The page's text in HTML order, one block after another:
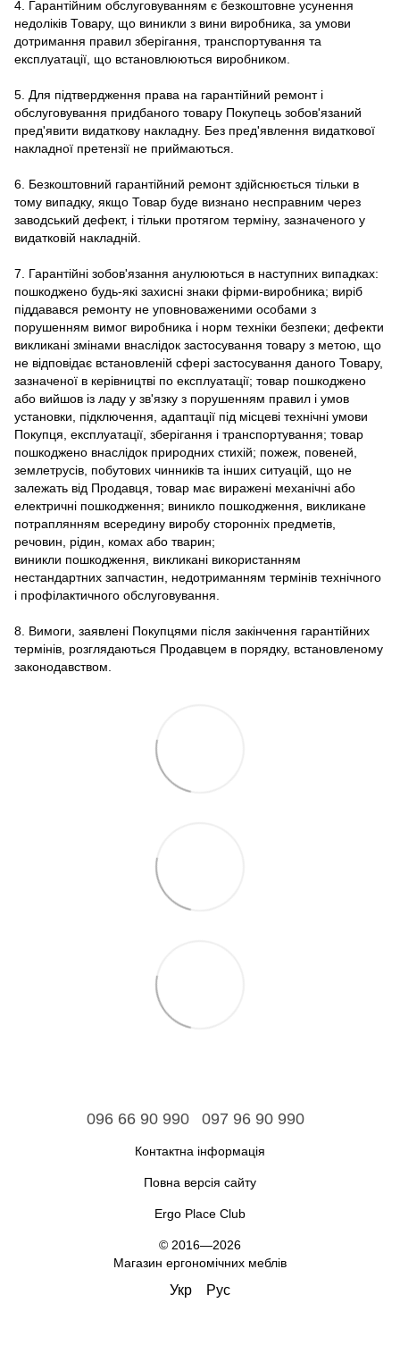
4. Гарантійним обслуговуванням є безкоштовне усунення
недоліків Товару, що виникли з вини виробника, за умови
дотримання правил зберігання, транспортування та
експлуатації, що встановлюються виробником.
5. Для підтвердження права на гарантійний ремонт і
обслуговування придбаного товару Покупець зобов'язаний
пред'явити видаткову накладну. Без пред'явлення видаткової
накладної претензії не приймаються.
6. Безкоштовний гарантійний ремонт здійснюється тільки в
тому випадку, якщо Товар буде визнано несправним через
заводський дефект, і тільки протягом терміну, зазначеного у
видатковій накладній.
7. Гарантійні зобов'язання анулюються в наступних випадках:
пошкоджено будь-які захисні знаки фірми-виробника; виріб
піддавався ремонту не уповноваженими особами з
порушенням вимог виробника і норм техніки безпеки; дефекти
викликані змінами внаслідок застосування товару з метою, що
не відповідає встановленій сфері застосування даного Товару,
зазначеної в керівництві по експлуатації; товар пошкоджено
або вийшов із ладу у зв'язку з порушенням правил і умов
установки, підключення, адаптації під місцеві технічні умови
Покупця, експлуатації, зберігання і транспортування; товар
пошкоджено внаслідок природних стихій; пожеж, повеней,
землетрусів, побутових чинників та інших ситуацій, що не
залежать від Продавця, товар має виражені механічні або
електричні пошкодження; виникло пошкодження, викликане
потраплянням всередину виробу сторонніх предметів,
речовин, рідин, комах або тварин;
виникли пошкодження, викликані використанням
нестандартних запчастин, недотриманням термінів технічного
і профілактичного обслуговування.
8. Вимоги, заявлені Покупцями після закінчення гарантійних
термінів, розглядаються Продавцем в порядку, встановленому
законодавством.
096 66 90 990 097 96 90 990
Контактна інформація
Повна версія сайту
Ergo Place Club
© 2016—2026
Магазин ергономічних меблів
Укр Рус